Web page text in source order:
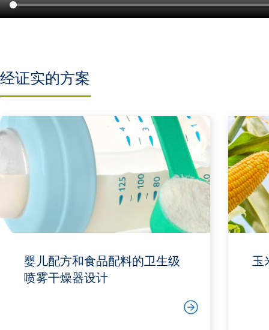
经证实的方案
婴儿配方和食品配料的卫生级
喷雾干燥器设计
玉